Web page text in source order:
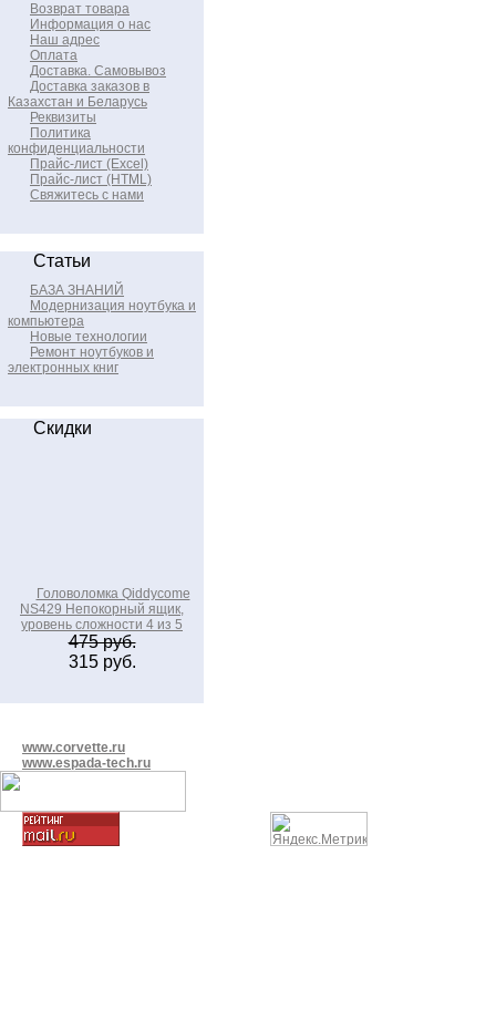
Возврат товара
Информация о нас
Наш адрес
Оплата
Доставка. Самовывоз
Доставка заказов в
Казахстан и Беларусь
Реквизиты
Политика
конфиденциальности
Прайс-лист (Excel)
Прайс-лист (HTML)
Свяжитесь с нами
Статьи
БАЗА ЗНАНИЙ
Модернизация ноутбука и
компьютера
Новые технологии
Ремонт ноутбуков и
электронных книг
Скидки
Головоломка Qiddycome
NS429 Непокорный ящик,
уровень сложности 4 из 5
475 руб.
315 руб.
www.corvette.ru
www.espada-tech.ru